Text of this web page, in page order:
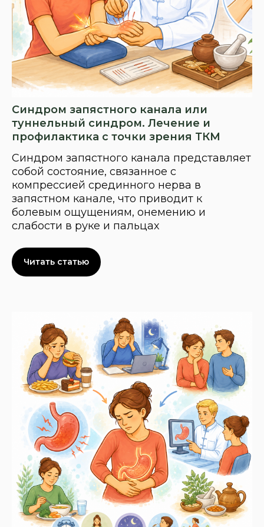
Синдром запястного канала или
туннельный синдром. Лечение и
профилактика с точки зрения ТКМ
Синдром запястного канала представляет
собой состояние, связанное с
компрессией срединного нерва в
запястном канале, что приводит к
болевым ощущениям, онемению и
слабости в руке и пальцах
Читать статью